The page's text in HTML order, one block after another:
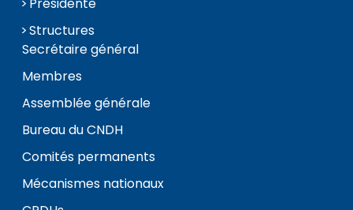
Structures
Secrétaire général
Membres
Assemblée générale
Bureau du CNDH
Comités permanents
Mécanismes nationaux